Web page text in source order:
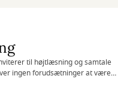
til højtlæsning og samtale
ingen forudsætninger at være